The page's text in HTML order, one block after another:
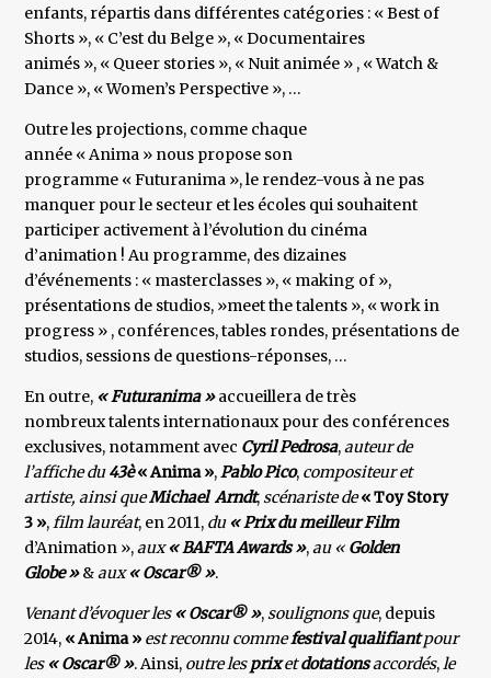
enfants, répartis dans différentes catégories : « Best of
Shorts », « C’est du Belge », « Documentaires
animés », « Queer stories », « Nuit animée » , « Watch &
Dance », « Women’s Perspective », …
Outre les projections, comme chaque
année « Anima » nous propose son
programme « Futuranima », le rendez-vous à ne pas
manquer pour le secteur et les écoles qui souhaitent
participer activement à l’évolution du cinéma
d’animation ! Au programme, des dizaines
d’événements : « masterclasses », « making of »,
présentations de studios, »meet the talents », « work in
progress » , conférences, tables rondes, présentations de
studios, sessions de questions-réponses, …
En outre, « Futuranima »accueillera de très
nombreux talents internationaux pour des conférences
exclusives, notamment avec Cyril Pedrosa,auteur de
l’affiche du43è« Anima »,Pablo Pico, compositeur et
artiste, ainsi queMichael Arndt,scénariste de« Toy Story
3 »,film lauréat, en 2011, du« Prix du meilleur Film
d’Animation »,aux« BAFTA Awards »,au «Golden
Globe »&aux« Oscar® ».
Venant d’évoquer les « Oscar® »,soulignons que, depuis
2014, « Anima » est reconnu commefestival qualifiantpour
les« Oscar® ». Ainsi, outre lesprixetdotationsaccordés,le